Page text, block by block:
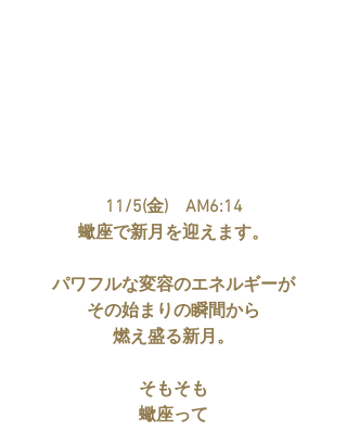
11/5(金)　AM6:14
蠍座で新月を迎えます。
パワフルな変容のエネルギーが
その始まりの瞬間から
燃え盛る新月。
そもそも
蠍座って